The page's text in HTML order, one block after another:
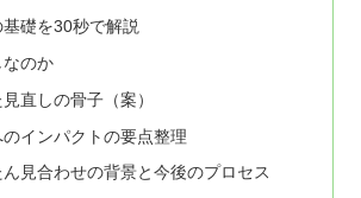
礎を30秒で解説
なのか
直しの骨子（案）
インパクトの要点整理
見合わせの背景と今後のプロセス